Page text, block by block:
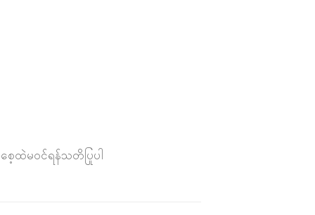
ေ့ထဲမဝင်ရန်သတိပြုပါ